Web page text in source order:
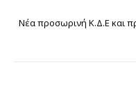
Νέα προσωρινή Κ.Δ.Ε και